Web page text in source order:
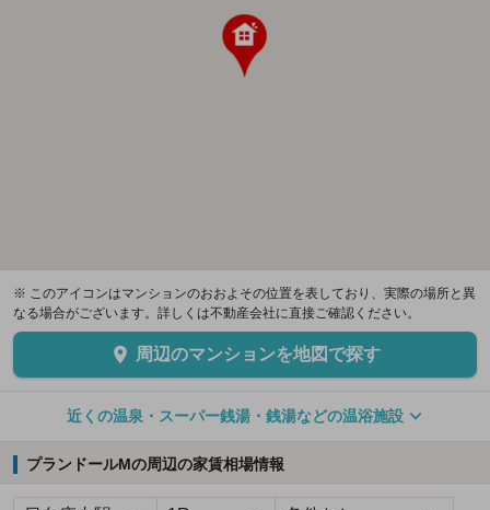
※ このアイコンはマンションのおおよその位置を表しており、実際の場所と異
なる場合がございます。詳しくは不動産会社に直接ご確認ください。
周辺のマンションを地図で探す
近くの温泉・スーパー銭湯・銭湯などの温浴施設
プランドールMの周辺の家賃相場情報